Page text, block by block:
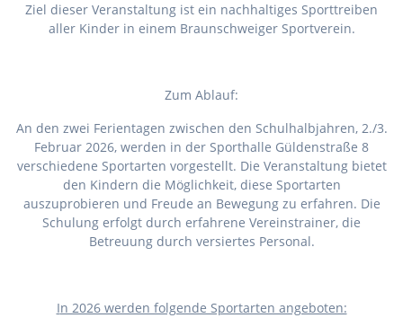
Ziel dieser Veranstaltung ist ein nachhaltiges Sporttreiben
aller Kinder in einem Braunschweiger Sportverein.
Zum Ablauf:
An den zwei Ferientagen zwischen den Schulhalbjahren, 2./3.
Februar 2026, werden in der Sporthalle Güldenstraße 8
verschiedene Sportarten vorgestellt. Die Veranstaltung bietet
den Kindern die Möglichkeit, diese Sportarten
auszuprobieren und Freude an Bewegung zu erfahren. Die
Schulung erfolgt durch erfahrene Vereinstrainer, die
Betreuung durch versiertes Personal.
In 2026 werden folgende Sportarten angeboten: